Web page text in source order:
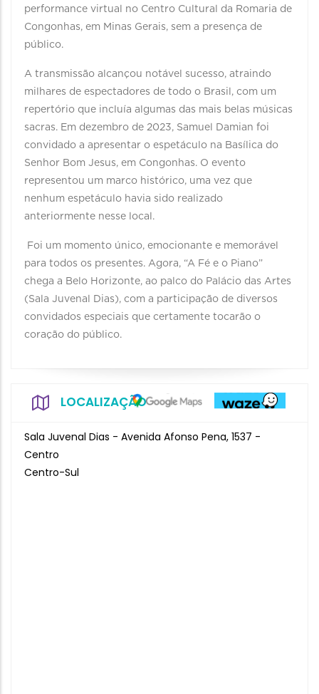
performance virtual no Centro Cultural da Romaria de
Congonhas, em Minas Gerais, sem a presença de
público.
A transmissão alcançou notável sucesso, atraindo
milhares de espectadores de todo o Brasil, com um
repertório que incluía algumas das mais belas músicas
sacras. Em dezembro de 2023, Samuel Damian foi
convidado a apresentar o espetáculo na Basílica do
Senhor Bom Jesus, em Congonhas. O evento
representou um marco histórico, uma vez que
nenhum espetáculo havia sido realizado
anteriormente nesse local.
Foi um momento único, emocionante e memorável
para todos os presentes. Agora, “A Fé e o Piano”
chega a Belo Horizonte, ao palco do Palácio das Artes
(Sala Juvenal Dias), com a participação de diversos
convidados especiais que certamente tocarão o
coração do público.
LOCALIZAÇÃO
Sala Juvenal Dias - Avenida Afonso Pena, 1537 -
Centro
Centro-Sul